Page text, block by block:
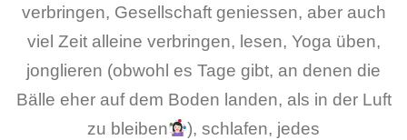
verbringen, Gesellschaft geniessen, aber auch
viel Zeit alleine verbringen, lesen, Yoga üben,
jonglieren (obwohl es Tage gibt, an denen die
Bälle eher auf dem Boden landen, als in der Luft
zu bleiben
), schlafen, jedes